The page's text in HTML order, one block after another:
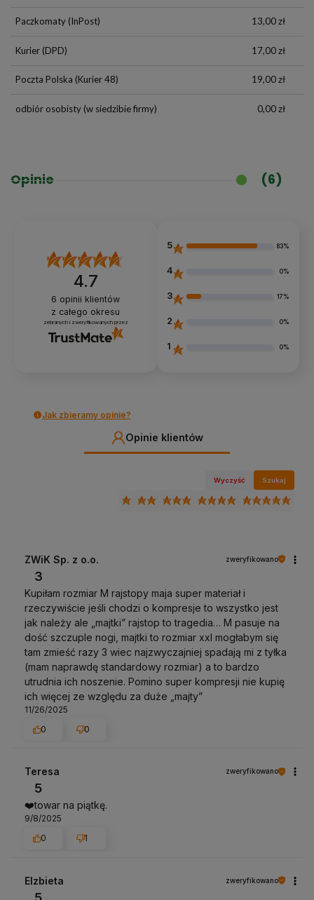
Paczkomaty(InPost) 13,00 zł
Kurier(DPD) 17,00 zł
Poczta Polska (Kurier 48) 19,00 zł
odbiór osobisty(w siedzibie firmy) 0,00 zł
Opinie (6)
4.7
6 opinii klientów
z całego okresu
zebranych i zweryfikowanych przez
5 83%
4 0%
3 17%
2 0%
1 0%
Jak zbieramy opinie?
Opinie klientów
Wyczyść Szukaj
ZWiK Sp. z o.o. zweryfikowano
3
Kupiłam rozmiar M rajstopy maja super materiał i
rzeczywiście jeśli chodzi o kompresje to wszystko jest
jak należy ale „majtki” rajstop to tragedia… M pasuje na
dość szczuple nogi, majtki to rozmiar xxl mogłabym się
tam zmieść razy 3 wiec najzwyczajniej spadają mi z tyłka
(mam naprawdę standardowy rozmiar) a to bardzo
utrudnia ich noszenie. Pomino super kompresji nie kupię
ich więcej ze względu za duże „majty”
11/26/2025
0
0
Teresa zweryfikowano
5
❤️towar na piątkę.
9/8/2025
0
1
Elzbieta zweryfikowano